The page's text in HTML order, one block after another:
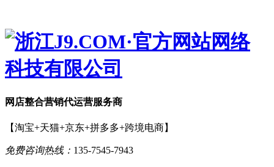
网店整合营销代运营服务商
【淘宝+天猫+京东+拼多多+跨境电商】
免费咨询热线： 135-7545-7943